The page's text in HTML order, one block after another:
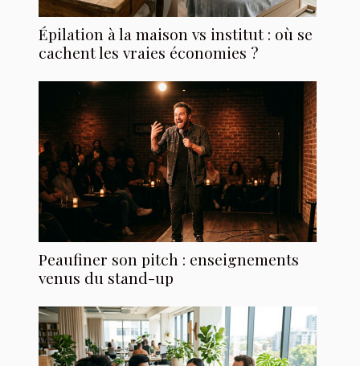
Épilation à la maison vs institut : où se
cachent les vraies économies ?
Peaufiner son pitch : enseignements
venus du stand-up